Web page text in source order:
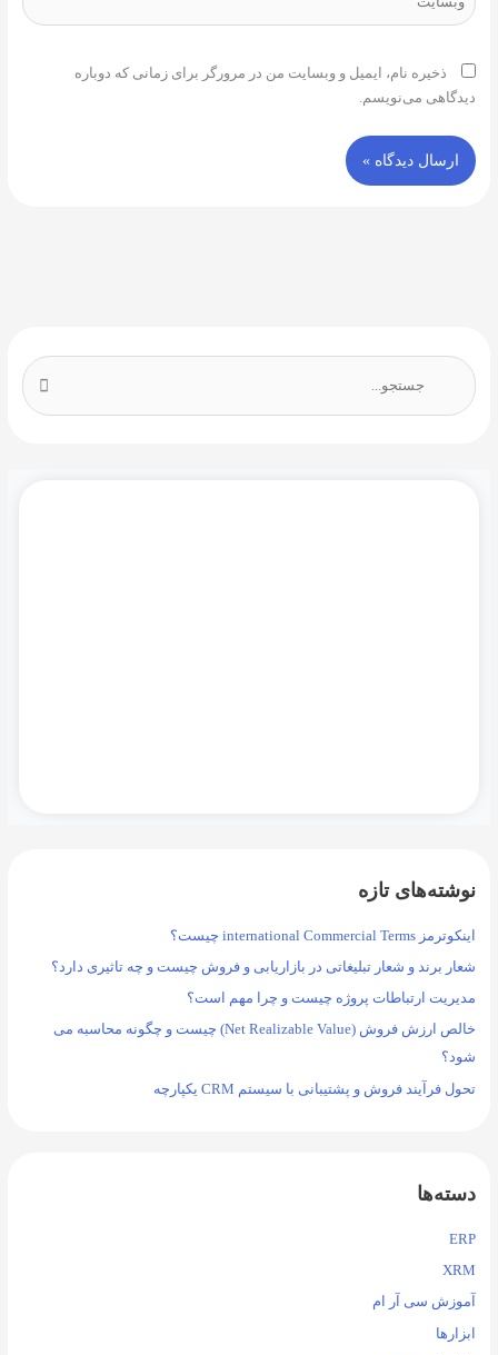
ذخیره نام، ایمیل و وبسایت من در مرورگر برای زمانی که دوباره
دیدگاهی می‌نویسم.
نوشته‌های تازه
اینکوترمز international Commercial Terms چیست؟
شعار برند و شعار تبلیغاتی در بازاریابی و فروش چیست و چه تاثیری دارد؟
مدیریت ارتباطات پروژه چیست و چرا مهم است؟
خالص ارزش فروش (Net Realizable Value) چیست و چگونه محاسبه می
شود؟
تحول فرآیند فروش و پشتیبانی با سیستم CRM یکپارچه
دسته‌ها
ERP
XRM
آموزش سی آر ام
ابزارها